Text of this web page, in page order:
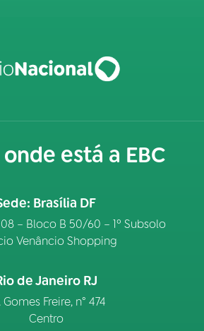
está a EBC
Brasília DF
– Bloco B 50/60 – 1º Subsolo
Venâncio Shopping
de Janeiro RJ
Gomes Freire, n° 474
Centro